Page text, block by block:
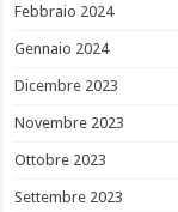
Febbraio 2024
Gennaio 2024
Dicembre 2023
Novembre 2023
Ottobre 2023
Settembre 2023